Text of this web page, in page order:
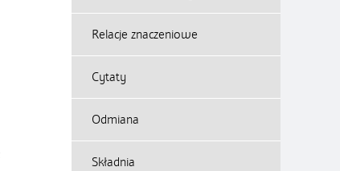
Relacje znaczeniowe
Cytaty
Odmiana
Składnia